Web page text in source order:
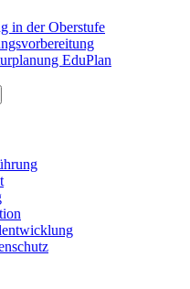
in der Oberstufe
EduPlan